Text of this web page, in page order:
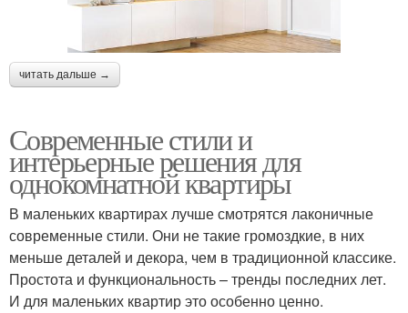
читать дальше →
Современные стили и
интерьерные решения для
однокомнатной квартиры
В маленьких квартирах лучше смотрятся лаконичные
современные стили. Они не такие громоздкие, в них
меньше деталей и декора, чем в традиционной классике.
Простота и функциональность – тренды последних лет.
И для маленьких квартир это особенно ценно.